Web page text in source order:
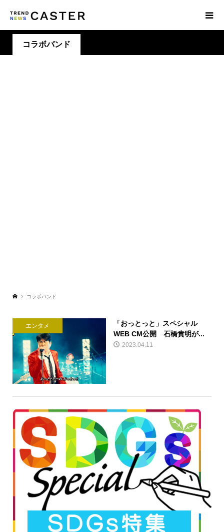
コラボバンド
コラボバンド
エンタメ
「おっとっと」スペシャル
WEB CM公開 石橋貴明が...
2023.04.11